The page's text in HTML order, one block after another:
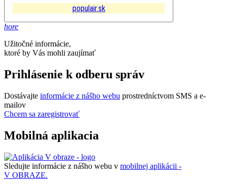
populair.sk
hore
Užitočné informácie,
ktoré by Vás mohli zaujímať
Prihlásenie k odberu správ
Dostávajte informácie z nášho webu prostredníctvom SMS a e-
mailov
Chcem sa zaregistrovať
Mobilná aplikacia
Sledujte informácie z nášho webu v mobilnej aplikácii -
V OBRAZE.